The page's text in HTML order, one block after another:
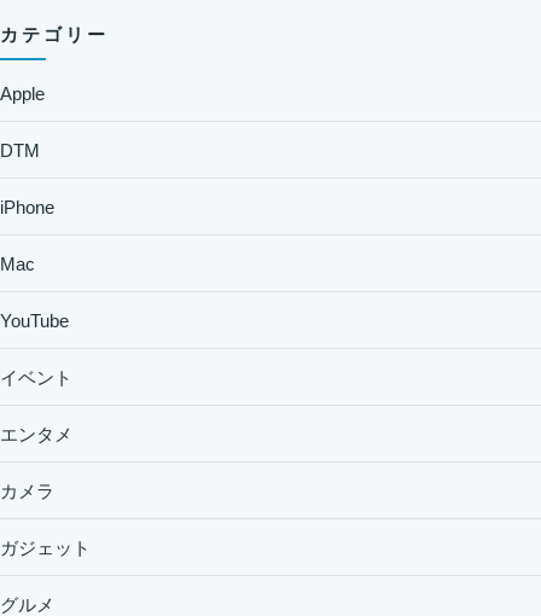
カテゴリー
Apple
DTM
iPhone
Mac
YouTube
イベント
エンタメ
カメラ
ガジェット
グルメ